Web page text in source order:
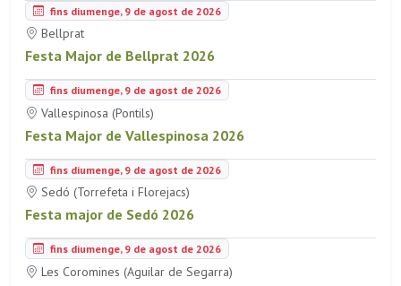
fins diumenge, 9 de agost de 2026
Bellprat
Festa Major de Bellprat 2026
fins diumenge, 9 de agost de 2026
Vallespinosa (Pontils)
Festa Major de Vallespinosa 2026
fins diumenge, 9 de agost de 2026
Sedó (Torrefeta i Florejacs)
Festa major de Sedó 2026
fins diumenge, 9 de agost de 2026
Les Coromines (Aguilar de Segarra)